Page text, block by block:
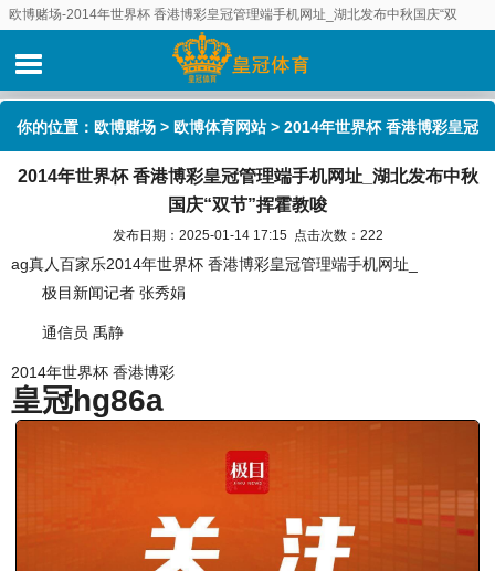
欧博赌场-2014年世界杯 香港博彩皇冠管理端手机网址_湖北发布中秋国庆“双
你的位置： 欧博赌场 > 欧博体育网站> 2014年世界杯 香港博彩皇冠
管理端手机网址_湖北发布中秋国庆“双节”挥霍教唆
2014年世界杯 香港博彩皇冠管理端手机网址_湖北发布中秋
国庆“双节”挥霍教唆
发布日期：2025-01-14 17:15 点击次数：222
ag真人百家乐2014年世界杯 香港博彩皇冠管理端手机网址_
极目新闻记者 张秀娟
通信员 禹静
2014年世界杯 香港博彩
皇冠hg86a